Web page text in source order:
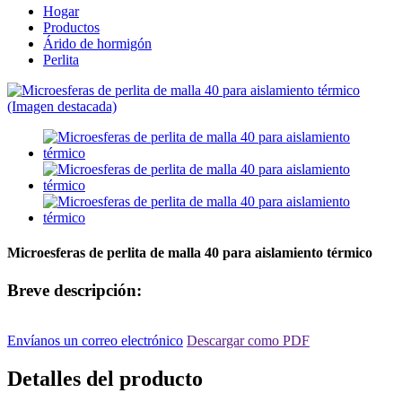
Hogar
Productos
Árido de hormigón
Perlita
Microesferas de perlita de malla 40 para aislamiento térmico
Breve descripción:
Envíanos un correo electrónico Descargar como PDF
Detalles del producto